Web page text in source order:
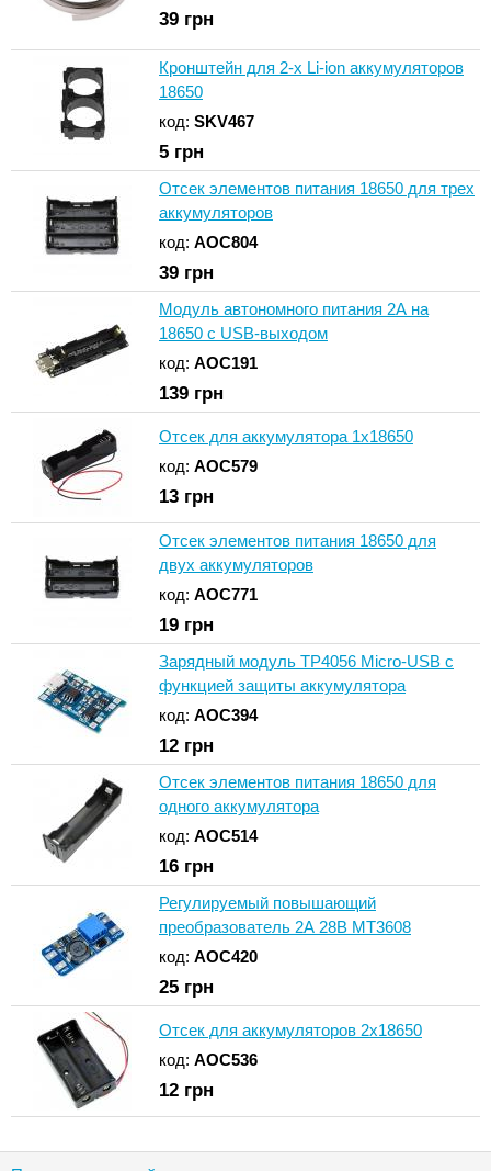
39 грн
Кронштейн для 2-х Li-ion аккумуляторов
18650
код: SKV467
5 грн
Отсек элементов питания 18650 для трех
аккумуляторов
код: AOC804
39 грн
Модуль автономного питания 2А на
18650 с USB-выходом
код: AOC191
139 грн
Отсек для аккумулятора 1x18650
код: AOC579
13 грн
Отсек элементов питания 18650 для
двух аккумуляторов
код: AOC771
19 грн
Зарядный модуль TP4056 Micro-USB с
функцией защиты аккумулятора
код: AOC394
12 грн
Отсек элементов питания 18650 для
одного аккумулятора
код: AOC514
16 грн
Регулируемый повышающий
преобразователь 2А 28В MT3608
код: AOC420
25 грн
Отсек для аккумуляторов 2x18650
код: AOC536
12 грн